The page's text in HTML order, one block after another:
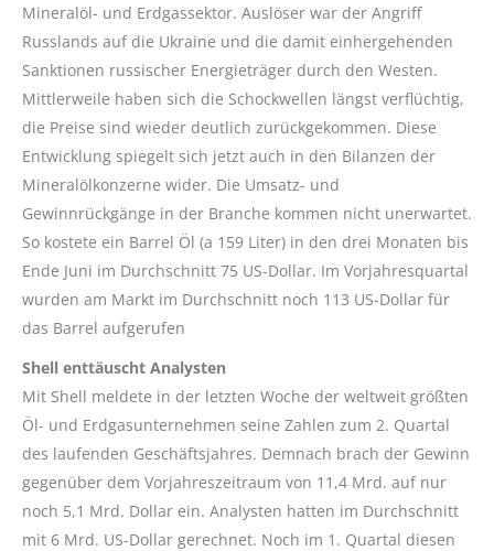
Mineralöl- und Erdgassektor. Auslöser war der Angriff
Russlands auf die Ukraine und die damit einhergehenden
Sanktionen russischer Energieträger durch den Westen.
Mittlerweile haben sich die Schockwellen längst verflüchtig,
die Preise sind wieder deutlich zurückgekommen. Diese
Entwicklung spiegelt sich jetzt auch in den Bilanzen der
Mineralölkonzerne wider. Die Umsatz- und
Gewinnrückgänge in der Branche kommen nicht unerwartet.
So kostete ein Barrel Öl (a 159 Liter) in den drei Monaten bis
Ende Juni im Durchschnitt 75 US-Dollar. Im Vorjahresquartal
wurden am Markt im Durchschnitt noch 113 US-Dollar für
das Barrel aufgerufen
Shell enttäuscht Analysten
Mit Shell meldete in der letzten Woche der weltweit größten
Öl- und Erdgasunternehmen seine Zahlen zum 2. Quartal
des laufenden Geschäftsjahres. Demnach brach der Gewinn
gegenüber dem Vorjahreszeitraum von 11,4 Mrd. auf nur
noch 5,1 Mrd. Dollar ein. Analysten hatten im Durchschnitt
mit 6 Mrd. US-Dollar gerechnet. Noch im 1. Quartal diesen